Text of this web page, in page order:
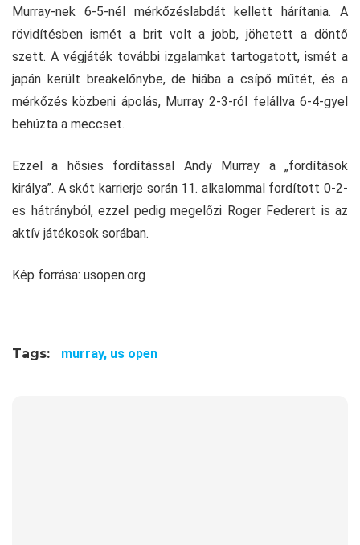
Murray-nek 6-5-nél mérkőzéslabdát kellett hárítania. A
rövidítésben ismét a brit volt a jobb, jöhetett a döntő
szett. A végjáték további izgalamkat tartogatott, ismét a
japán került breakelőnybe, de hiába a csípő műtét, és a
mérkőzés közbeni ápolás, Murray 2-3-ról felállva 6-4-gyel
behúzta a meccset.
Ezzel a hősies fordítással Andy Murray a „fordítások
királya”. A skót karrierje során 11. alkalommal fordított 0-2-
es hátrányból, ezzel pedig megelőzi Roger Federert is az
aktív játékosok sorában.
Kép forrása: usopen.org
Tags: murray, us open